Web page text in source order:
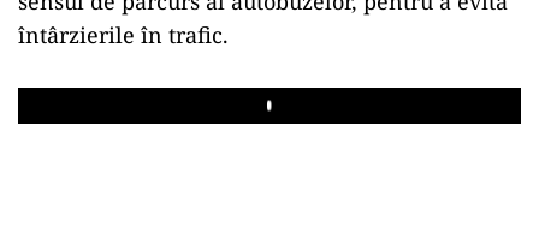
întârzierile în trafic.
Play